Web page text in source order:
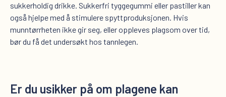
sukkerholdig drikke. Sukkerfri tyggegummi eller pastiller kan
også hjelpe med å stimulere spyttproduksjonen. Hvis
munntørrheten ikke gir seg, eller oppleves plagsom over tid,
bør du få det undersøkt hos tannlegen.
Er du usikker på om plagene kan